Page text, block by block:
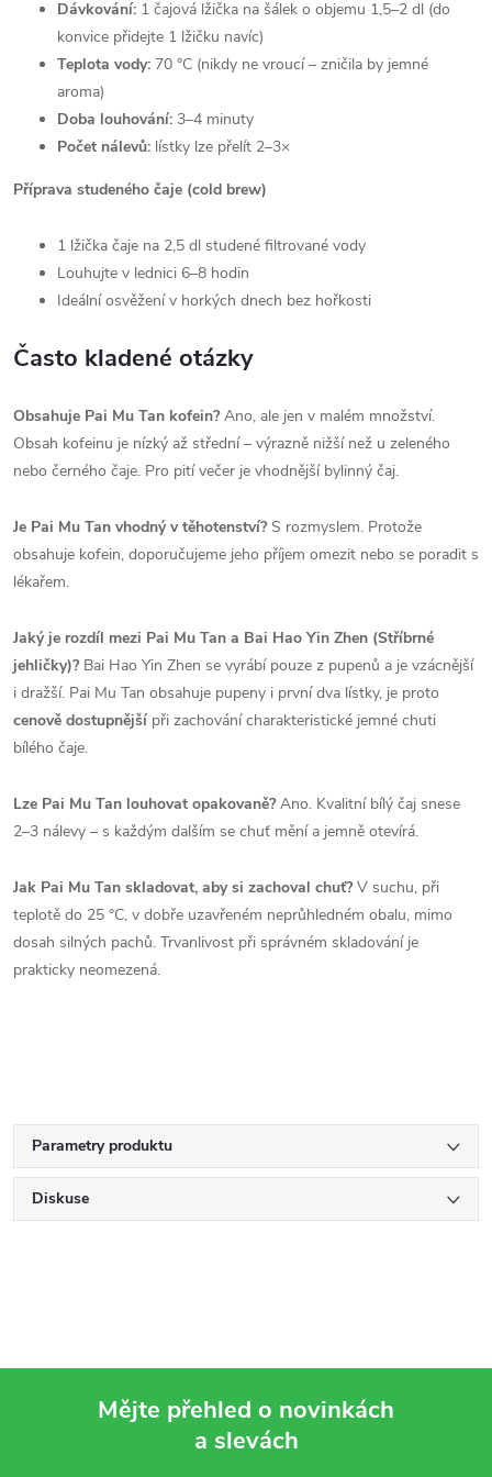
Dávkování: 1 čajová lžička na šálek o objemu 1,5–2 dl (do
konvice přidejte 1 lžičku navíc)
Teplota vody: 70 °C (nikdy ne vroucí – zničila by jemné
aroma)
Doba louhování: 3–4 minuty
Počet nálevů: lístky lze přelít 2–3×
Příprava studeného čaje (cold brew)
1 lžička čaje na 2,5 dl studené filtrované vody
Louhujte v lednici 6–8 hodin
Ideální osvěžení v horkých dnech bez hořkosti
Často kladené otázky
Obsahuje Pai Mu Tan kofein?Ano, ale jen v malém množství.
Obsah kofeinu je nízký až střední – výrazně nižší než u zeleného
nebo černého čaje. Pro pití večer je vhodnější bylinný čaj.
Je Pai Mu Tan vhodný v těhotenství?S rozmyslem. Protože
obsahuje kofein, doporučujeme jeho příjem omezit nebo se poradit s
lékařem.
Jaký je rozdíl mezi Pai Mu Tan a Bai Hao Yin Zhen (Stříbrné
jehličky)?Bai Hao Yin Zhen se vyrábí pouze z pupenů a je vzácnější
i dražší. Pai Mu Tan obsahuje pupeny i první dva lístky, je proto
cenově dostupnější při zachování charakteristické jemné chuti
bílého čaje.
Lze Pai Mu Tan louhovat opakovaně?Ano. Kvalitní bílý čaj snese
2–3 nálevy – s každým dalším se chuť mění a jemně otevírá.
Jak Pai Mu Tan skladovat, aby si zachoval chuť?V suchu, při
teplotě do 25 °C, v dobře uzavřeném neprůhledném obalu, mimo
dosah silných pachů. Trvanlivost při správném skladování je
prakticky neomezená.
Parametry produktu
Diskuse
Mějte přehled o novinkách
a slevách